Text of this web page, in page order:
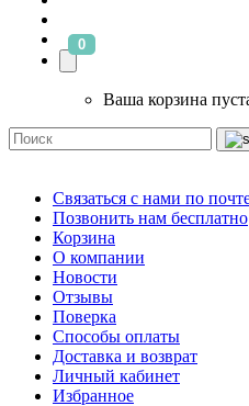
0
Ваша корзина
Связаться с нами по
Позвонить нам бесплатно
Корзина
О компании
Новости
Отзывы
Поверка
Способы оплаты
Доставка и возврат
Личный кабинет
Избранное